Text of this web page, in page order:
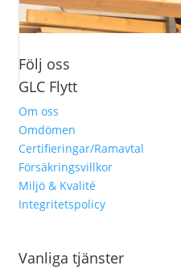
Följ oss
GLC Flytt
Om oss
Omdömen
Certifieringar/Ramavtal
Försäkringsvillkor
Miljö & Kvalité
Integritetspolicy
Vanliga tjänster